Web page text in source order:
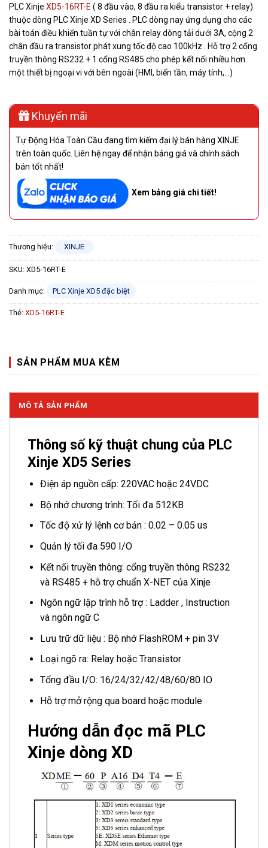
PLC Xinje XD5-16RT-E ( 8 đầu vào, 8 đầu ra kiểu transistor + relay)
thuộc dòng PLC Xinje XD Series . PLC dòng nay ứng dụng cho các
bài toán điều khiển tuần tự với chân relay dòng tải dưới 3A, cộng 2
chân đầu ra transistor phát xung tốc độ cao 100kHz . Hỗ trợ 2 cổng
truyền thông RS232 + 1 cổng RS485 cho phép kết nối nhiều hơn
một thiết bị ngoại vi với bên ngoài (HMI, biến tần, máy tính,…)
Khuyến mãi
Tự Động Hóa Toàn Cầu đang tìm kiếm đại lý bán hàng XINJE
trên toàn quốc. Liên hệ ngay để nhận bảng giá và chính sách
bán tốt nhất!
Xem bảng giá chi tiết!
Thương hiệu: XINJE
SKU: XD5-16RT-E
Danh mục: PLC Xinje XD5 đặc biệt
Thẻ: XD5-16RT-E
SẢN PHẨM MUA KÈM
MÔ TẢ SẢN PHẨM
Thông số kỹ thuật chung của PLC
Xinje XD5 Series
Điện áp nguồn cấp: 220VAC hoặc 24VDC
Bộ nhớ chương trình: Tối đa 512KB
Tốc độ xử lý lệnh cơ bản : 0.02 – 0.05 us
Quản lý tối đa 590 I/O
Kết nối truyền thông: cổng truyền thông RS232
và RS485 + hỗ trợ chuẩn X-NET của Xinje
Ngôn ngữ lập trình hỗ trợ : Ladder , Instruction
và ngôn ngữ C
Lưu trữ dữ liệu : Bộ nhớ FlashROM + pin 3V
Loại ngõ ra: Relay hoặc Transistor
Tổng đầu I/O: 16/24/32/42/48/60/80 IO
Hỗ trợ mở rộng qua board hoặc module
Hướng dẫn đọc mã PLC
Xinje dòng XD